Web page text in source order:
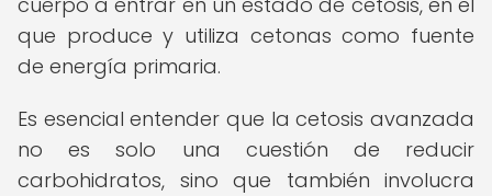
que produce y utiliza cetonas como fuente
de energía primaria.
Es esencial entender que la cetosis avanzada
no es solo una cuestión de reducir
carbohidratos, sino que también involucra